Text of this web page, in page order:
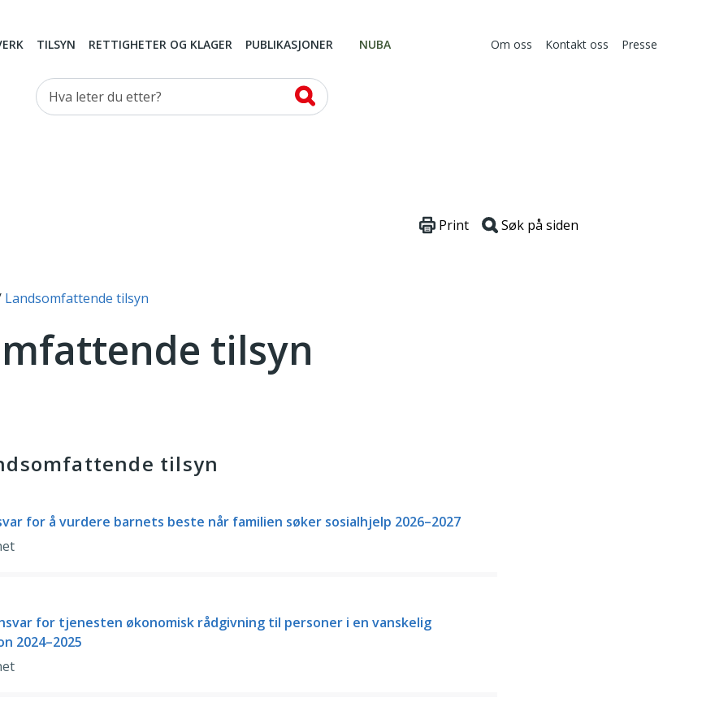
TILSYN RETTIGHETER OG KLAGER PUBLIKASJONER NUBA Om oss Kontakt oss Presse
Hva leter du etter?
Landsomfattende tilsyn
Print Søk på siden
tilsyn
tilsyn
for å vurdere barnets beste når familien søker sosialhjelp 2026–2027
for tjenesten økonomisk rådgivning til personer i en vanskelig
2024–2025